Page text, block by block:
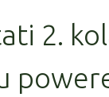
2.